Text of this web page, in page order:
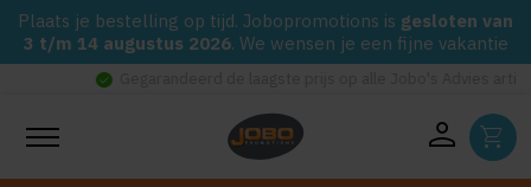
Plaats je bestelling op tijd. Jobopromotions is gesloten van
3 t/m 14 augustus 2026. We wensen je een fijne vakantie
Gegarandeerd de laagste prijs op alle Jobo's Advies artikelen
person shopping_cart